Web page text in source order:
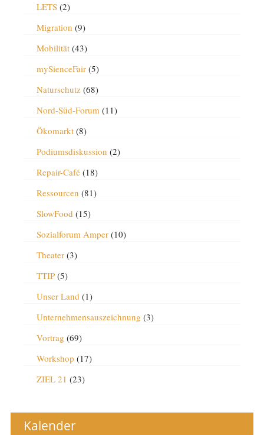
LETS(2)
Migration (9)
Mobilität(43)
mySienceFair(5)
Naturschutz(68)
Nord-Süd-Forum(11)
Ökomarkt(8)
Podiumsdiskussion (2)
Repair-Café(18)
Ressourcen (81)
SlowFood (15)
Sozialforum Amper(10)
Theater(3)
TTIP(5)
Unser Land (1)
Unternehmensauszeichnung (3)
Vortrag (69)
Workshop (17)
ZIEL 21 (23)
Kalender